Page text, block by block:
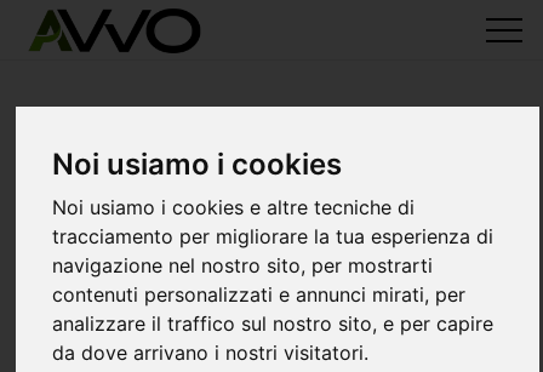
Noi usiamo i cookies
Noi usiamo i cookies e altre tecniche di
tracciamento per migliorare la tua esperienza di
navigazione nel nostro sito, per mostrarti
contenuti personalizzati e annunci mirati, per
analizzare il traffico sul nostro sito, e per capire
da dove arrivano i nostri visitatori.